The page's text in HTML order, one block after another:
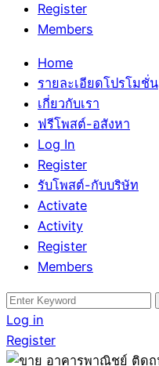
Register
Members
Home
รายละเอียดโปรโมชั่น
เกี่ยวกับเรา
ฟรีโพสต์-อสังหา
Log In
Register
รับโพสต์-กับบริษัท
Activate
Activity
Register
Members
Search
for:
Log in
Register